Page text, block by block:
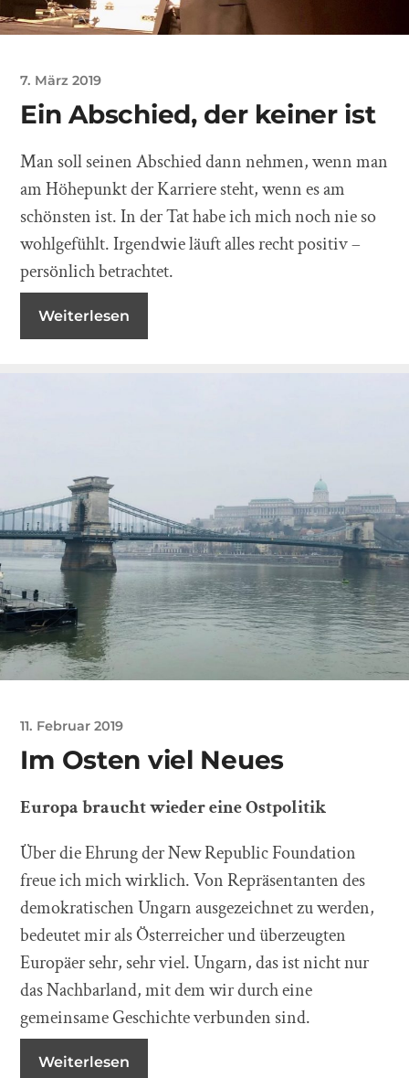
7. März 2019
Ein Abschied, der keiner ist
Man soll seinen Abschied dann nehmen, wenn man
am Höhepunkt der Karriere steht, wenn es am
schönsten ist. In der Tat habe ich mich noch nie so
wohlgefühlt. Irgendwie läuft alles recht positiv –
persönlich betrachtet.
Weiterlesen
11. Februar 2019
Im Osten viel Neues
Europa braucht wieder eine Ostpolitik
Über die Ehrung der New Republic Foundation
freue ich mich wirklich. Von Repräsentanten des
demokratischen Ungarn ausgezeichnet zu werden,
bedeutet mir als Österreicher und überzeugten
Europäer sehr, sehr viel. Ungarn, das ist nicht nur
das Nachbarland, mit dem wir durch eine
gemeinsame Geschichte verbunden sind.
Weiterlesen